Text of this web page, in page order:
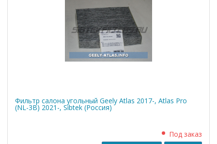
Фильтр салона угольный Geely Atlas 2017-, Atlas Pro
(NL-3B) 2021-, Sibtek (Россия)
Под заказ